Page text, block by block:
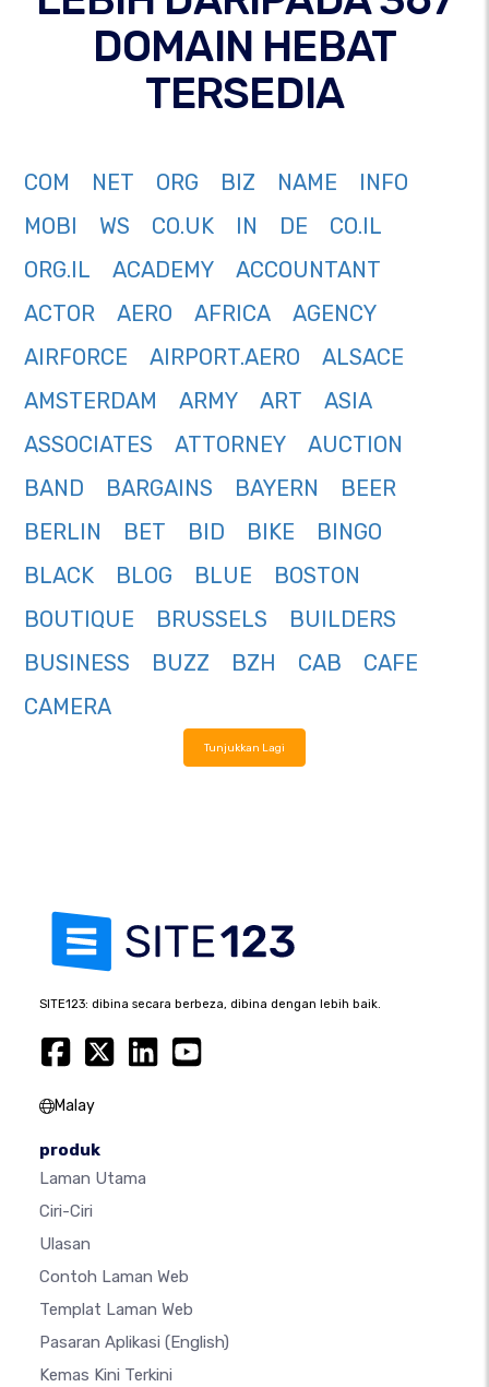
DOMAIN HEBAT
TERSEDIA
COM NET ORG BIZ NAME
INFO
MOBI
WS CO.UK IN DE
CO.IL
ORG.IL
ACADEMY
ACCOUNTANT
ACTOR
AERO AFRICA
AGENCY
AIRFORCE
AIRPORT.AERO
ALSACE
AMSTERDAM
ARMY ART
ASIA
ASSOCIATES
ATTORNEY
AUCTION
BAND
BARGAINS BAYERN
BEER
BERLIN
BET BID BIKE
BINGO
BLACK
BLOG BLUE
BOSTON
BOUTIQUE
BRUSSELS
BUILDERS
BUSINESS
BUZZ BZH CAB
CAFE
CAMERA
Tunjukkan Lagi
SITE123: dibina secara berbeza, dibina dengan lebih baik.
Malay
produk
Laman Utama
Ciri-Ciri
Ulasan
Contoh Laman Web
Templat Laman Web
Pasaran Aplikasi (English)
Kemas Kini Terkini